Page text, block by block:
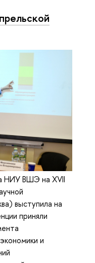
НИУ ВШЭ на XVII
выступила на
приняли
и